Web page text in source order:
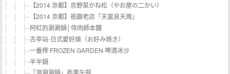
【2014 京都】京野菜かね松（やお屋の二かい）
【2014 京都】祇園老店「天冨良天周」
阿紅的涮涮鍋│侍肉師本舖
古亭站-日式愛好燒（お好み焼き）
一番搾 FROZEN GARDEN 啤酒冰沙
半半鍋